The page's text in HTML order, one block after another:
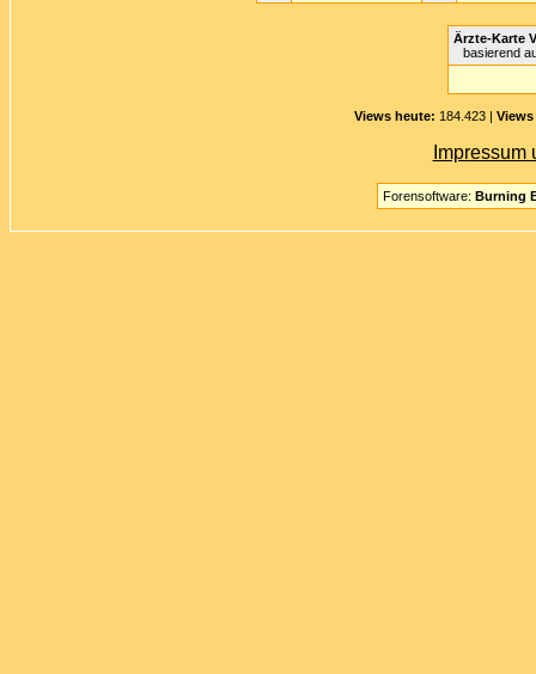
Ärzte-Karte
basierend
Views heute: 184.423 |
Forensoftware: Burning